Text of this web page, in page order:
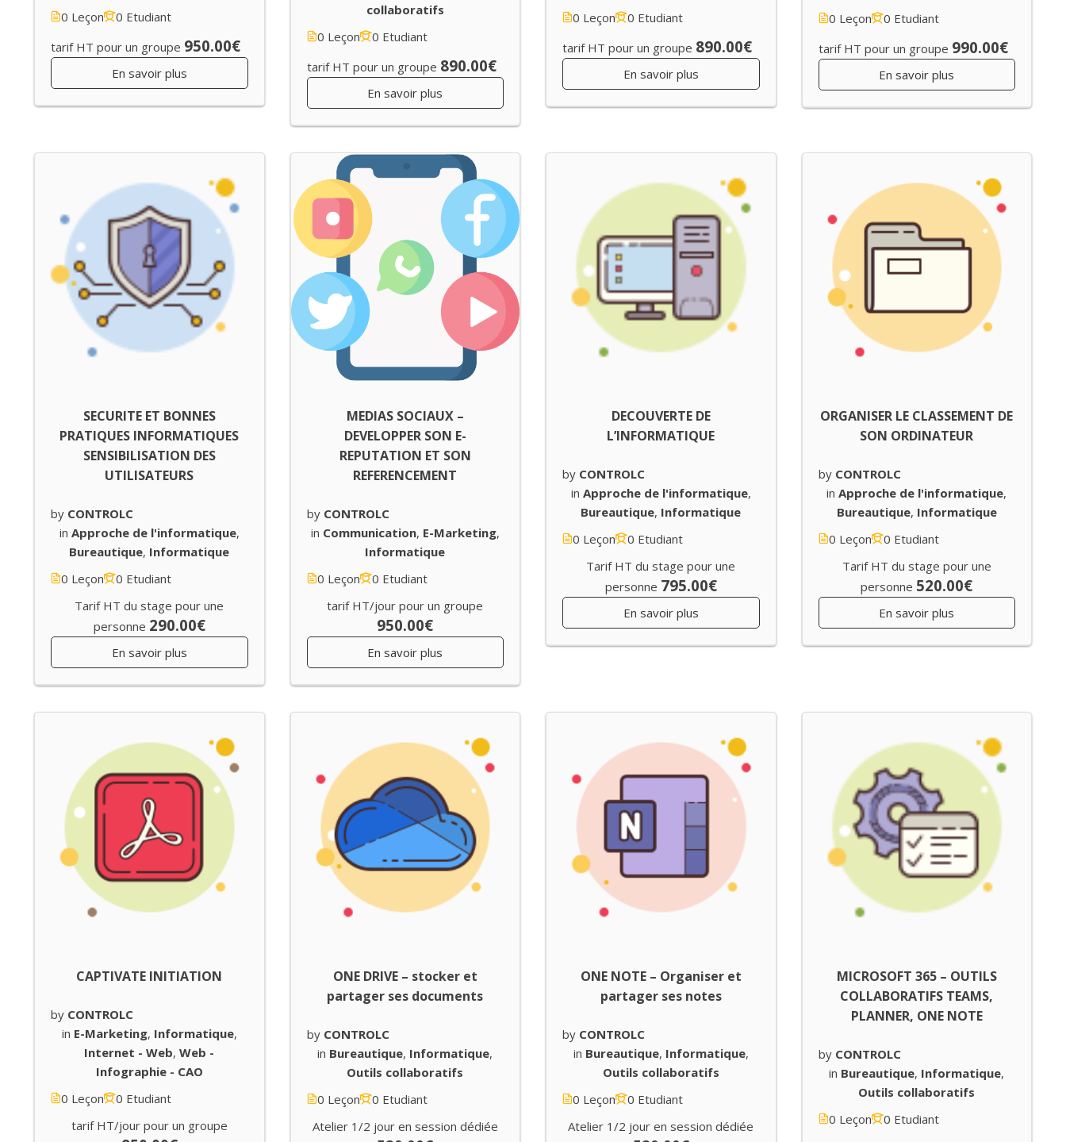
0 Leçon
0 Etudiant
tarif HT pour un groupe 950.00€
En savoir plus
collaboratifs
0 Leçon
0 Etudiant
tarif HT pour un groupe 890.00€
En savoir plus
0 Leçon
0 Etudiant
tarif HT pour un groupe 890.00€
En savoir plus
0 Leçon
0 Etudiant
tarif HT pour un groupe 990.00€
En savoir plus
SECURITE ET BONNES
PRATIQUES INFORMATIQUES
SENSIBILISATION DES
UTILISATEURS
by CONTROLC
in Approche de l'informatique,
Bureautique, Informatique
0 Leçon
0 Etudiant
Tarif HT du stage pour une
personne 290.00€
En savoir plus
MEDIAS SOCIAUX –
DEVELOPPER SON E-
REPUTATION ET SON
REFERENCEMENT
by CONTROLC
in Communication, E-Marketing,
Informatique
0 Leçon
0 Etudiant
tarif HT/jour pour un groupe
950.00€
En savoir plus
DECOUVERTE DE
L’INFORMATIQUE
by CONTROLC
in Approche de l'informatique,
Bureautique, Informatique
0 Leçon
0 Etudiant
Tarif HT du stage pour une
personne 795.00€
En savoir plus
ORGANISER LE CLASSEMENT DE
SON ORDINATEUR
by CONTROLC
in Approche de l'informatique,
Bureautique, Informatique
0 Leçon
0 Etudiant
Tarif HT du stage pour une
personne 520.00€
En savoir plus
CAPTIVATE INITIATION
by CONTROLC
in E-Marketing, Informatique,
Internet - Web,Web -
Infographie - CAO
0 Leçon
0 Etudiant
tarif HT/jour pour un groupe
ONE DRIVE – stocker et
partager ses documents
by CONTROLC
in Bureautique, Informatique,
Outils collaboratifs
0 Leçon
0 Etudiant
Atelier 1/2 jour en session dédiée
ONE NOTE – Organiser et
partager ses notes
by CONTROLC
in Bureautique, Informatique,
Outils collaboratifs
0 Leçon
0 Etudiant
Atelier 1/2 jour en session dédiée
MICROSOFT 365 – OUTILS
COLLABORATIFS TEAMS,
PLANNER, ONE NOTE
by CONTROLC
in Bureautique, Informatique,
Outils collaboratifs
0 Leçon
0 Etudiant